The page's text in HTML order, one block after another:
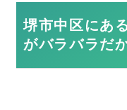
堺市中区にあ
がバラバラだ